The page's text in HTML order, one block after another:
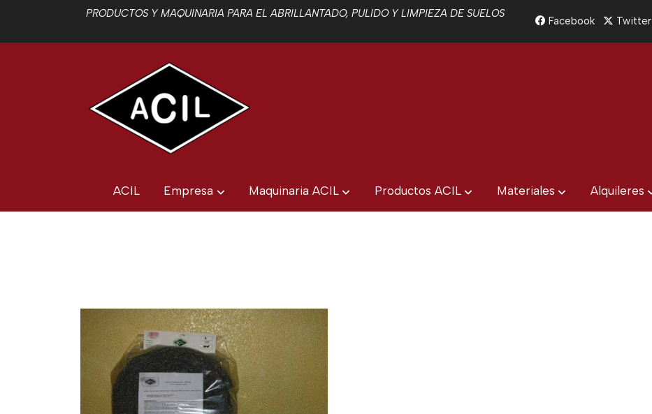
PRODUCTOS Y MAQUINARIA PARA EL ABRILLANTADO, PULIDO Y LIMPIEZA DE SUELOS
Facebook Twitter
ACIL Empresa Maquinaria ACIL Productos ACIL Materiales Alquileres